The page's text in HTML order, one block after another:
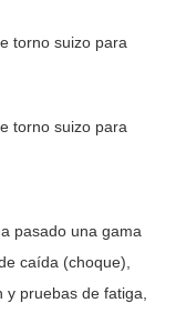
pasado una gama
caída (choque),
pruebas de fatiga,